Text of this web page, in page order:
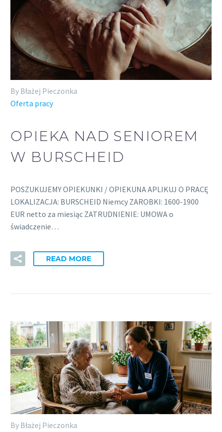
By Błażej Pieczonka
Oferta pracy
OPIEKA NAD SENIOREM
W BURSCHEID
POSZUKUJEMY OPIEKUNKI / OPIEKUNA APLIKUJ O PRACĘ
LOKALIZACJA: BURSCHEID Niemcy ZAROBKI: 1600-1900
EUR netto za miesiąc ZATRUDNIENIE: UMOWA o
świadczenie…
READ MORE
By Błażej Pieczonka